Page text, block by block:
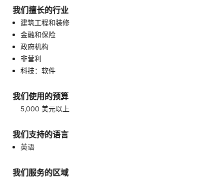
客户营销
对话式营销
搜索引擎优化
电子邮件营销
目标客户营销
知识库开发
网站开发
网站设计
自定义 API 集成
销售赋能
我们擅长的行业
建筑工程和装修
金融和保险
政府机构
非营利
科技：软件
我们使用的预算
5,000 美元以上
我们支持的语言
英语
我们服务的区域